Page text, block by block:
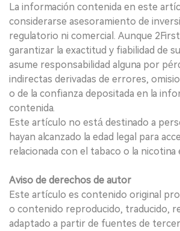
La información contenida en este
considerarse asesoramiento de
regulatorio ni comercial. Aunque
garantizar la exactitud y fiabilidad de
asume responsabilidad alguna por
indirectas derivadas de errores,
o de la confianza depositada en la
contenida.
Este artículo no está destinado a
hayan alcanzado la edad legal para
relacionada con el tabaco o la nicotina
Aviso de derechos de autor
Este artículo es contenido original
o contenido reproducido, traducido,
adaptado a partir de fuentes de